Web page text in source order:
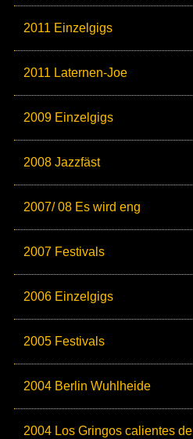
2011 Einzelgigs
2011 Laternen-Joe
2009 Einzelgigs
2008 Jazzfäst
2007/ 08 Es wird eng
2007 Festivals
2006 Einzelgigs
2005 Festivals
2004 Berlin Wuhlheide
2004 Los Gringos calientes de